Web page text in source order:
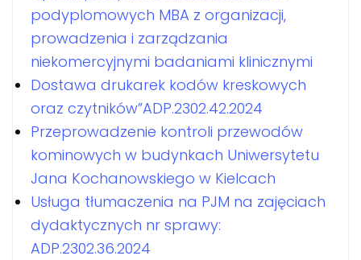
podyplomowych MBA z organizacji,
prowadzenia i zarządzania
niekomercyjnymi badaniami klinicznymi
Dostawa drukarek kodów kreskowych
oraz czytników”ADP.2302.42.2024
Przeprowadzenie kontroli przewodów
kominowych w budynkach Uniwersytetu
Jana Kochanowskiego w Kielcach
Usługa tłumaczenia na PJM na zajęciach
dydaktycznych nr sprawy:
ADP.2302.36.2024